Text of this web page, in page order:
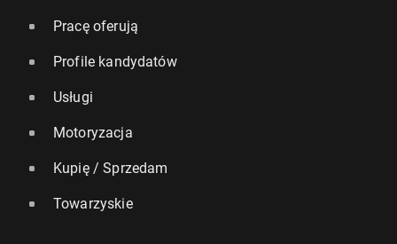
Pracę oferują
Profile kandydatów
Usługi
Motoryzacja
Kupię / Sprzedam
Towarzyskie